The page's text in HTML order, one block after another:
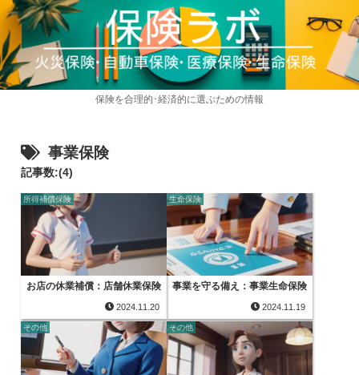
保険を合理的･経済的に選ぶための情報
事業保険
記事数:(4)
所得補償保険
お店の休業補償：店舗休業保険
2024.11.20
生命保険
事業を守る備え：事業生命保険
2024.11.19
その他 その他